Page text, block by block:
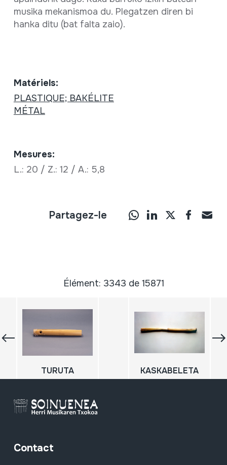
musika mekanismoa du. Plegatzen diren bi
hanka ditu (bat falta zaio).
Matériels:
PLASTIQUE; BAKÉLITE
MÉTAL
Mesures:
L.: 20 / Z.: 12 / A.: 5,8
Partagez-le
Élément: 3343 de 15871
TURUTA KASKABELETA
Contact